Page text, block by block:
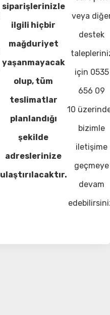
siparişlerinizle
ilgili hiçbir
mağduriyet
yaşanmayacak
olup, tüm
teslimatlar
planlandığı
şekilde
adreslerinize
ulaştırılacaktır.
veya
destek
için 0535
656 09
10
bizimle
iletişime
geçmeye
devam